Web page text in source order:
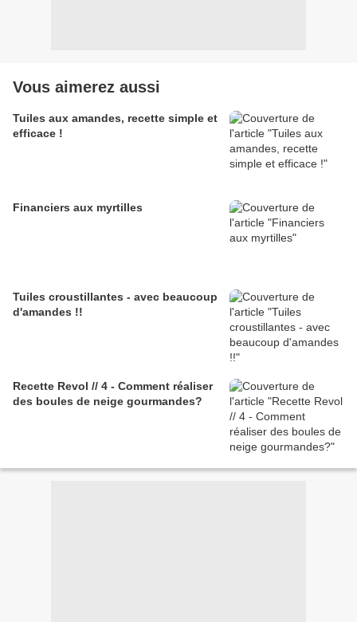
Vous aimerez aussi
Tuiles aux amandes, recette simple et
efficace !
Financiers aux myrtilles
Tuiles croustillantes - avec beaucoup
d'amandes !!
Recette Revol // 4 - Comment réaliser
des boules de neige gourmandes?